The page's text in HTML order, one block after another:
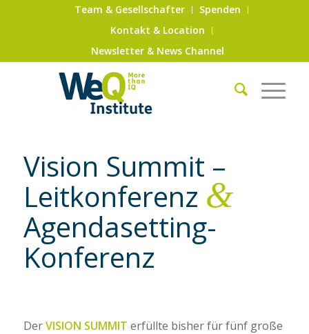
Team & Gesellschafter
Spenden
Kontakt & Location
Newsletter & News Channel
Vision Summit –
Leitkonferenz &
Agendasetting-
Konferenz
DerVISION SUMMIT erfüllte bisher für fünf große